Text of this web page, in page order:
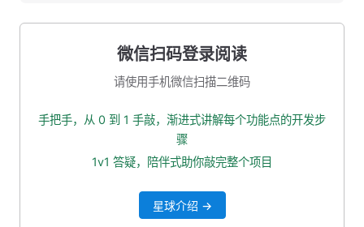
2. 自定义 Jackson 配置
3. 重复定义 JavaTimeModule 问题
5. 最后一点思索~
6. 小作业：将自定义的 Jackson 封装成 starter
微信扫码登录阅读
请使用手机微信扫描二维码
手把手，从 0 到 1 手敲，渐进式讲解每个功能点的开发步
骤
1v1 答疑，陪伴式助你敲完整个项目
星球介绍 →